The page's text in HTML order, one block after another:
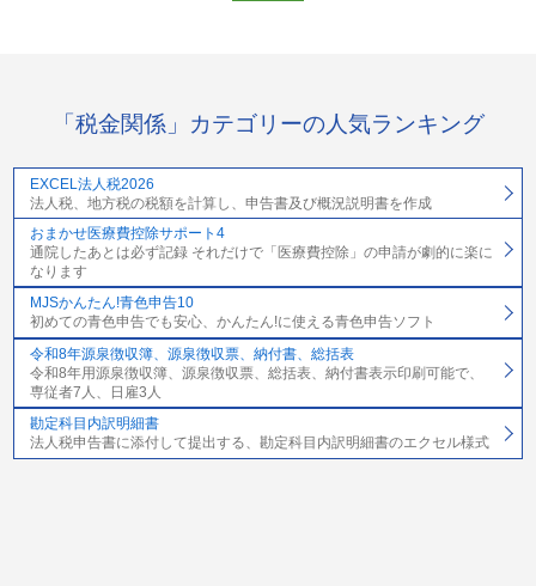
「税金関係」カテゴリーの人気ランキング
EXCEL法人税2026
法人税、地方税の税額を計算し、申告書及び概況説明書を作成
おまかせ医療費控除サポート4
通院したあとは必ず記録 それだけで「医療費控除」の申請が劇的に楽に
なります
MJSかんたん!青色申告10
初めての青色申告でも安心、かんたん!に使える青色申告ソフト
令和8年源泉徴収簿、源泉徴収票、納付書、総括表
令和8年用源泉徴収簿、源泉徴収票、総括表、納付書表示印刷可能で、
専従者7人、日雇3人
勘定科目内訳明細書
法人税申告書に添付して提出する、勘定科目内訳明細書のエクセル様式